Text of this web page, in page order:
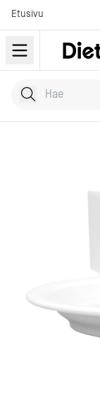
Etusivu
Hae tuotteita
Kirjoita hakusana...